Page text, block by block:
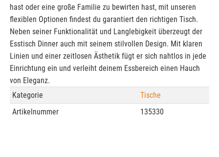
hast oder eine große Familie zu bewirten hast, mit unseren
flexiblen Optionen findest du garantiert den richtigen Tisch.
Neben seiner Funktionalität und Langlebigkeit überzeugt der
Esstisch Dinner auch mit seinem stilvollen Design. Mit klaren
Linien und einer zeitlosen Ästhetik fügt er sich nahtlos in jede
Einrichtung ein und verleiht deinem Essbereich einen Hauch
von Eleganz.
Kategorie
Tische
Artikelnummer
135330